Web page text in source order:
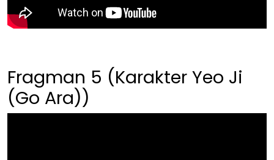
Fragman 5 (Karakter Yeo Ji
(Go Ara))